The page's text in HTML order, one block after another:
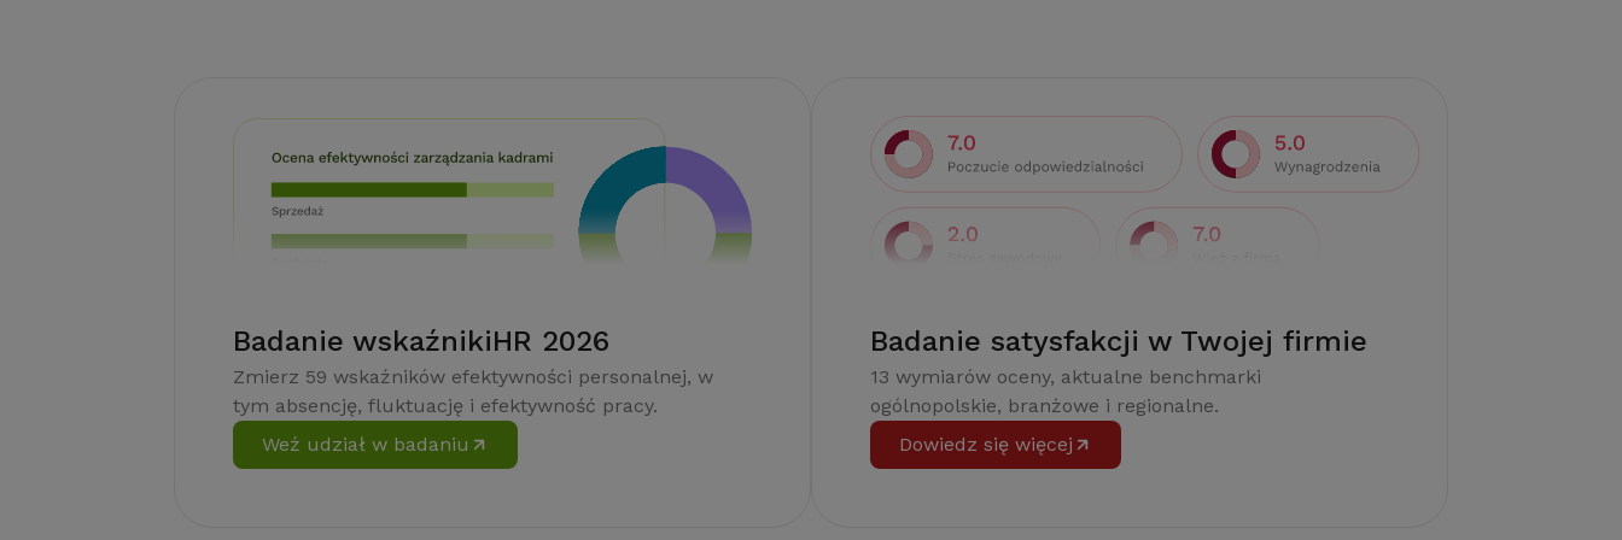
Badanie wskaźnikiHR 2026
Zmierz 59 wskaźników efektywności personalnej, w
tym absencję, fluktuację i efektywność pracy.
Weź udział w badaniu
Badanie satysfakcji w Twojej firmie
13 wymiarów oceny, aktualne benchmarki
ogólnopolskie, branżowe i regionalne.
Dowiedz się więcej